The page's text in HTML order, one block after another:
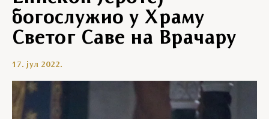
богослужио у Храму
Светог Саве на Врачару
17. јул 2022.